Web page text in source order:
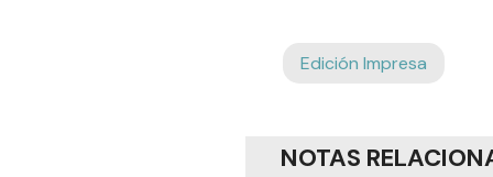
Edición Impresa
NOTAS